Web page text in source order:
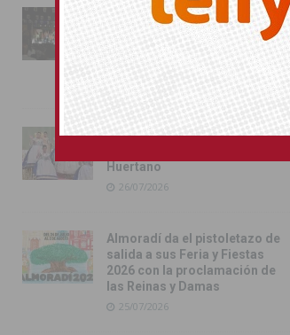
Pilar de la Horadada
conmemora con emoción el
40º aniversario de su
independencia como municipio
31/07/2026
Almoradí presume de raíces
Huertano
26/07/2026
Almoradí da el pistoletazo de
salida a sus Feria y Fiestas
2026 con la proclamación de
las Reinas y Damas
25/07/2026